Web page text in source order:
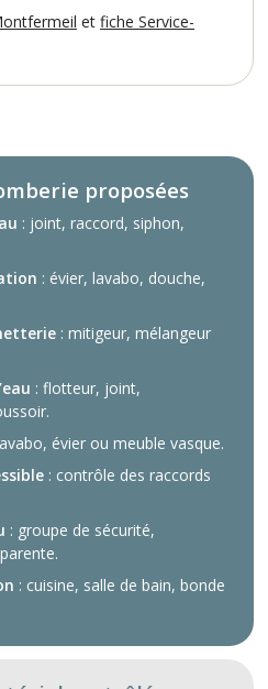
et fiche Service-
proposées
: joint, raccord, siphon,
: évier, lavabo, douche,
: mitigeur, mélangeur
: flotteur, joint,
évier ou meuble vasque.
: contrôle des raccords
: groupe de sécurité,
: cuisine, salle de bain, bonde